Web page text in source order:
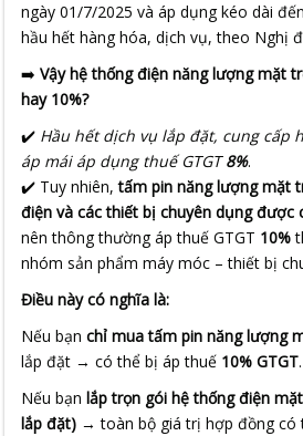
ngày 01/7/2025 và áp dụng kéo dài
hầu hết hàng hóa, dịch vụ, theo Nghị
➡️Vậy hệ thống điện năng lượng mặt
hay 10%?
✔️ Hầu hết dịch vụ lắp đặt, cung cấp
áp mái áp dụng thuế GTGT8%.
✔️ Tuy nhiên,tấm pin năng lượng mặt
điện và các thiết bị chuyên dụng được
nên thông thường áp thuế GTGT 10%
nhóm sản phẩm máy móc – thiết bị
Điều này có nghĩa là:
Nếu bạnchỉ mua tấm pin năng lượng
lắp đặt → có thể bị áp thuế 10% GTGT.
Nếu bạn lắp trọn gói hệ thống điện
lắp đặt) → toàn bộ giá trị hợp đồng có